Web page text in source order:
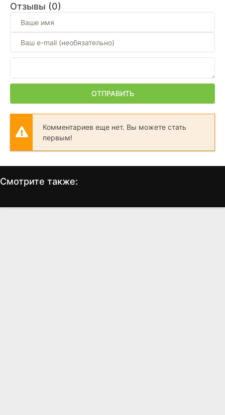
Отзывы (0)
ОТПРАВИТЬ
Комментариев еще нет. Вы можете стать
первым!
Смотрите также:
Сорвиголова Железный Человек